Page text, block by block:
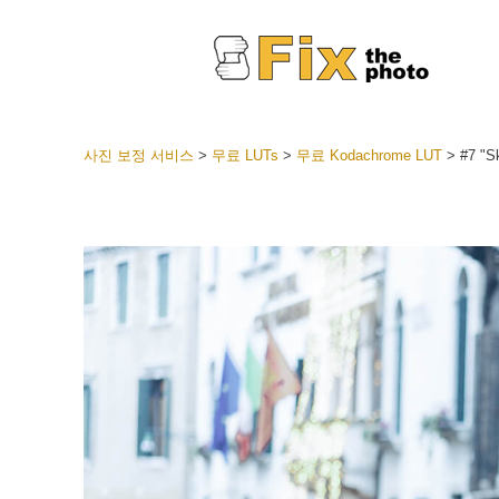
션
베스
모바
사진 보정 서비스 > 무료 LUTs > 무료 Kodachrome LUT> #7